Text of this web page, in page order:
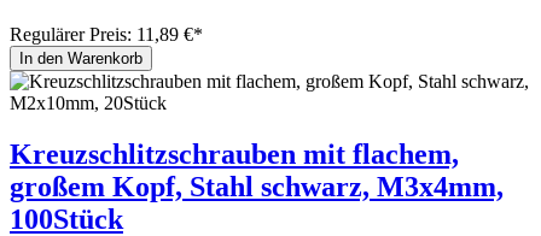
Regulärer Preis: 11,89 €*
In den Warenkorb
Kreuzschlitzschrauben mit flachem,
großem Kopf, Stahl schwarz, M3x4mm,
100Stück